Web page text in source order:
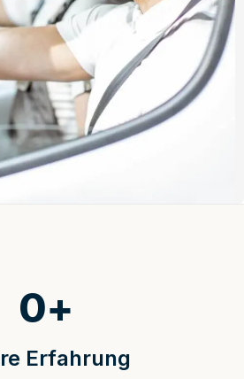
Erfahrung
0+